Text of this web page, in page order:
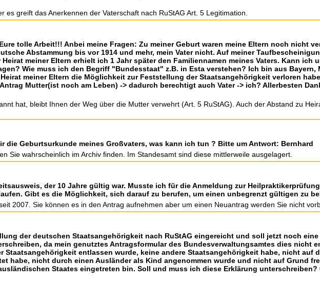
es greift das Anerkennen der Vaterschaft nach RuStAG Art. 5 Legitimation.
tolle Arbeit!!! Anbei meine Fragen: Zu meiner Geburt waren meine Eltern noch nicht
Abstammung bis vor 1914 und mehr, mein Vater nicht. Auf meiner
meiner Eltern erhielt ich 1 Jahr später den Familiennamen meines Vaters. Kann ich
Wie muss ich den Begriff "Bundesstaat" z.B. in Esta verstehen? Ich bin aus Bayern,
meiner Eltern die Möglichkeit zur Feststellung der Staatsangehörigkeit verloren
Mutter(ist noch am Leben) -> dadurch berechtigt auch Vater -> ich? Allerbesten
hat, bleibt Ihnen der Weg über die Mutter verwehrt (Art. 5 RuStAG). Auch der Abstand zu
die Geburtsurkunde meines Großvaters, was kann ich tun ? Bitte um Antwort: Bernhard
Sie wahrscheinlich im Archiv finden. Im Standesamt sind diese mittlerweile ausgelagert.
der 10 Jahre gültig war. Musste ich für die Anmeldung zur Heilpraktikerprüfung
Gibt es die Möglichkeit, sich darauf zu berufen, um einen unbegrenzt gültigen zu
2007. Sie können es in den Antrag aufnehmen aber um einen Neuantrag werden Sie nicht
der deutschen Staatsangehörigkeit nach RuStAG eingereicht und soll jetzt noch eine
da mein genutztes Antragsformular des Bundesverwaltungsamtes dies nicht
Staatsangehörigkeit entlassen wurde, keine andere Staatsangehörigkeit habe, nicht auf
habe, nicht durch einen Ausländer als Kind angenommen wurde und nicht auf Grund
Staates eingetreten bin. Soll und muss ich diese Erklärung unterschreiben?